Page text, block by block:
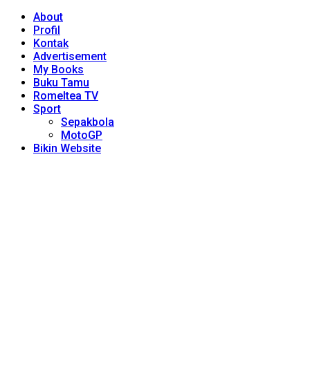
About
Profil
Kontak
Advertisement
My Books
Buku Tamu
Romeltea TV
Sport
Sepakbola
MotoGP
Bikin Website